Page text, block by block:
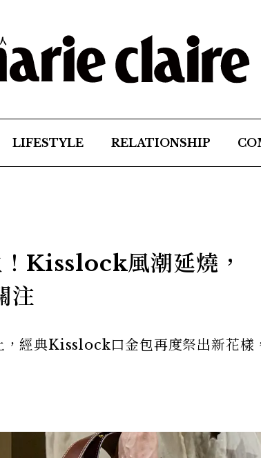
LIFESTYLE RELATIONSHIP
Kisslock風潮延燒，
注
經典Kisslock口金包再度祭出新花樣